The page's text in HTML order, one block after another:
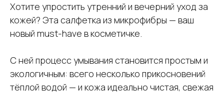
Хотите упростить утренний и вечерний уход за
кожей? Эта салфетка из микрофибры — ваш
новый must-have в косметичке.
С ней процесс умывания становится простым и
экологичным: всего несколько прикосновений
тёплой водой — и кожа идеально чистая, свежая